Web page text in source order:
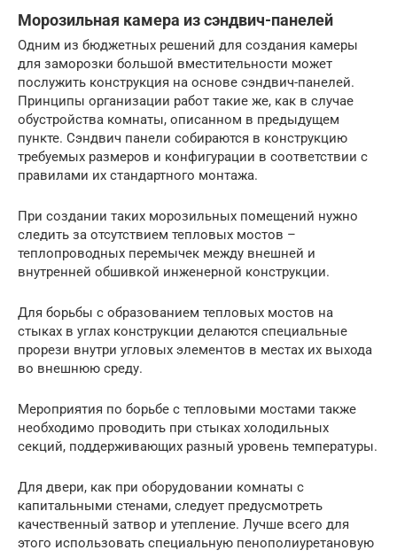
Морозильная камера из сэндвич-панелей
Одним из бюджетных решений для создания камеры
для заморозки большой вместительности может
послужить конструкция на основе сэндвич-панелей.
Принципы организации работ такие же, как в случае
обустройства комнаты, описанном в предыдущем
пункте. Сэндвич панели собираются в конструкцию
требуемых размеров и конфигурации в соответствии с
правилами их стандартного монтажа.
При создании таких морозильных помещений нужно
следить за отсутствием тепловых мостов –
теплопроводных перемычек между внешней и
внутренней обшивкой инженерной конструкции.
Для борьбы с образованием тепловых мостов на
стыках в углах конструкции делаются специальные
прорези внутри угловых элементов в местах их выхода
во внешнюю среду.
Мероприятия по борьбе с тепловыми мостами также
необходимо проводить при стыках холодильных
секций, поддерживающих разный уровень температуры.
Для двери, как при оборудовании комнаты с
капитальными стенами, следует предусмотреть
качественный затвор и утепление. Лучше всего для
этого использовать специальную пенополиуретановую